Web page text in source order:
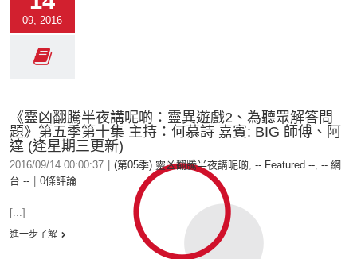
09, 2016
《靈凶翻騰半夜講呢啲：靈異遊戲2、為聽眾解答問
題》第五季第十集 主持：何慕詩 嘉賓: BIG 師傅、阿
達 (逢星期三更新)
2016/09/14 00:00:37 (第05季) 靈凶翻騰半夜講呢啲, -- Featured --, -- 網
台 --
0條評論
[...]
進一步了解